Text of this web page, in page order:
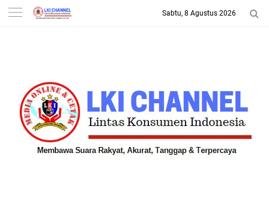
-->
Sabtu, 8 Agustus 2026